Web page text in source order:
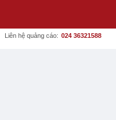
Liên hệ quảng cáo: 024 36321588